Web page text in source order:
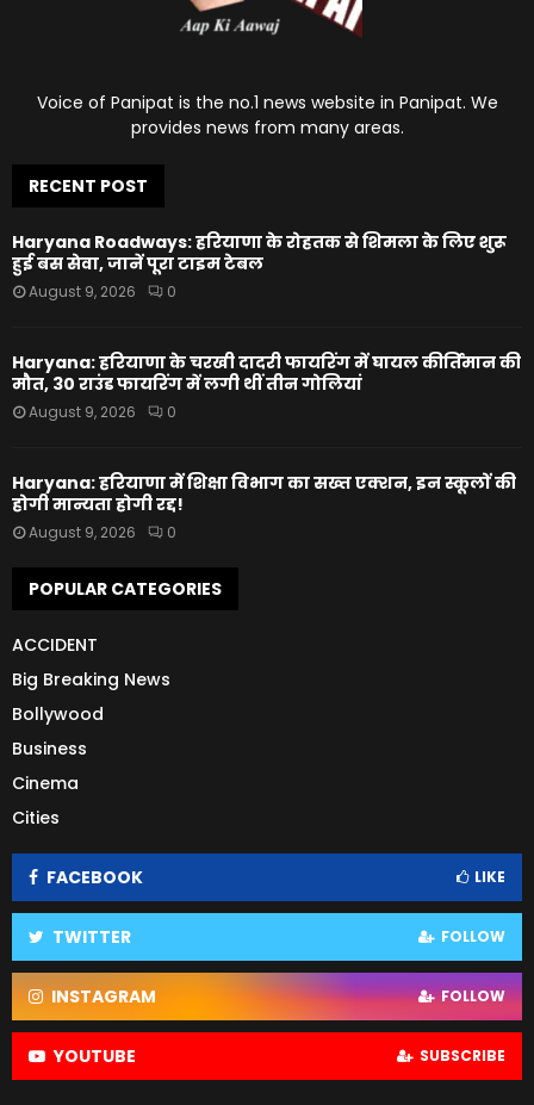
Voice of Panipat is the no.1 news website in Panipat. We
provides news from many areas.
RECENT POST
Haryana Roadways: हरियाणा के रोहतक से शिमला के लिए शुरू
हुई बस सेवा, जानें पूरा टाइम टेबल
August 9, 2026 0
Haryana: हरियाणा के चरखी दादरी फायरिंग में घायल कीर्तिमान की
मौत, 30 राउंड फायरिंग में लगी थीं तीन गोलियां
August 9, 2026 0
Haryana: हरियाणा में शिक्षा विभाग का सख्त एक्शन, इन स्कूलों की
होगी मान्यता होगी रद्द!
August 9, 2026 0
POPULAR CATEGORIES
ACCIDENT
Big Breaking News
Bollywood
Business
Cinema
Cities
FACEBOOK LIKE
TWITTER FOLLOW
INSTAGRAM FOLLOW
YOUTUBE SUBSCRIBE